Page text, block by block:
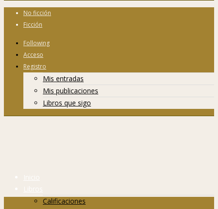
No ficción
Ficción
Following
Acceso
Registro
Mis entradas
Mis publicaciones
Libros que sigo
Inicio
Libros
Calificaciones